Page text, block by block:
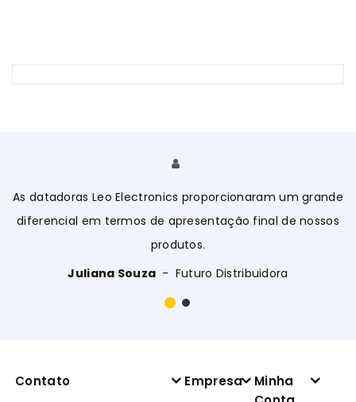
As datadoras Leo Electronics proporcionaram um grande
diferencial em termos de apresentação final de nossos
produtos.
Juliana Souza
Futuro Distribuidora
Contato Empresa
Minha